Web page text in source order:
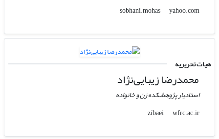
sobhani.mohas
yahoo.com
هیات تحریریه
محمدرضا زیبایی‌نژاد
استادیار پژوهشکده زن و خانواده
zibaei
wfrc.ac.ir